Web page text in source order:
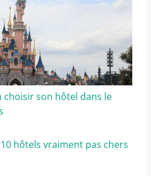
choisir son hôtel dans le
hôtels vraiment pas chers